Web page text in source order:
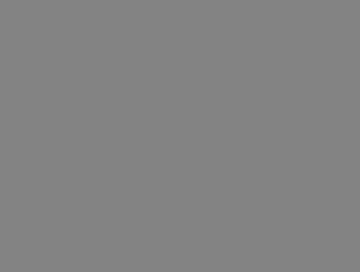
που μπορεί να
λόγω ιστότοπο.
τη
και τις
για την
με την
τους.